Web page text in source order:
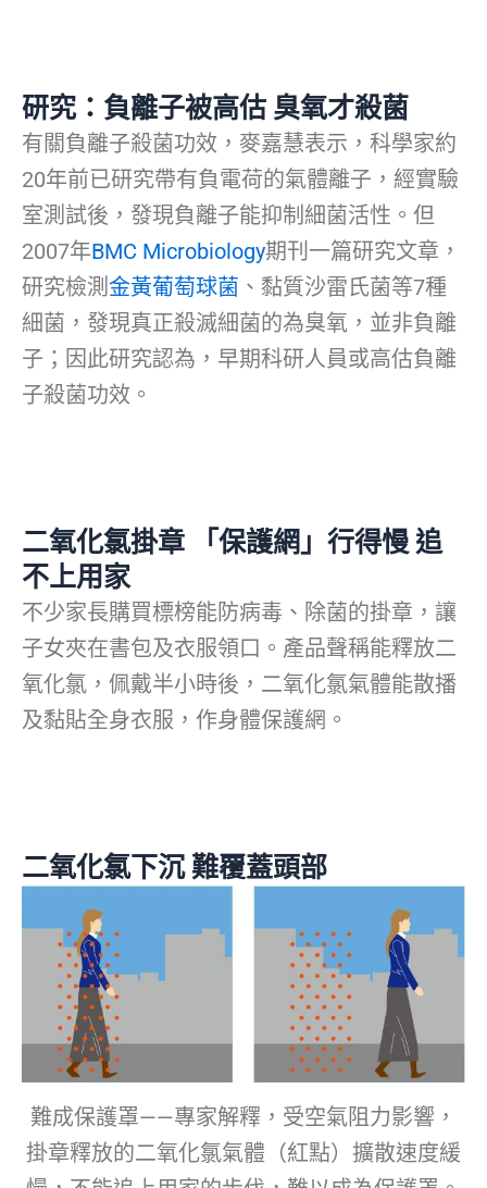
研究：負離子被高估 臭氧才殺菌
有關負離子殺菌功效，麥嘉慧表示，科學家約
20年前已研究帶有負電荷的氣體離子，經實驗
室測試後，發現負離子能抑制細菌活性。但
2007年BMC Microbiology期刊一篇研究文章，
研究檢測 金黃葡萄球菌 、黏質沙雷氏菌等7種
細菌，發現真正殺滅細菌的為臭氧，並非負離
子；因此研究認為，早期科研人員或高估負離
子殺菌功效。
二氧化氯掛章 「保護網」行得慢 追
不上用家
不少家長購買標榜能防病毒、除菌的掛章，讓
子女夾在書包及衣服領口。產品聲稱能釋放二
氧化氯，佩戴半小時後，二氧化氯氣體能散播
及黏貼全身衣服，作身體保護網。
二氧化氯下沉 難覆蓋頭部
難成保護罩——專家解釋，受空氣阻力影響，
掛章釋放的二氧化氯氣體（紅點）擴散速度緩